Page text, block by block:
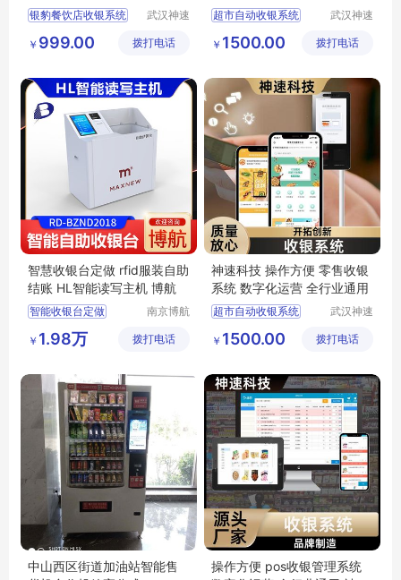
付 神速
银豹餐饮店收银系统
银豹餐饮收银管理系统
银豹收银系统厂家
武汉神速
公司
￥ 999.00 拨打电话
速科技
超市自动收银系统
超市收银管理系统
社区便利店收银系统
武汉神速
公司
￥ 1500.00 拨打电话
智慧收银台定做 rfid服装自助
结账 HL智能读写主机 博航
智能收银台定做
自助服装店收银台
智能结算台
南京博航
公司
￥ 1.98万 拨打电话
神速科技 操作方便 零售收银
系统 数字化运营 全行业通用
超市自动收银系统
前台收银系统
称重打码一体机
武汉神速
公司
￥ 1500.00 拨打电话
中山西区街道加油站智能售
操作方便 pos收银管理系统